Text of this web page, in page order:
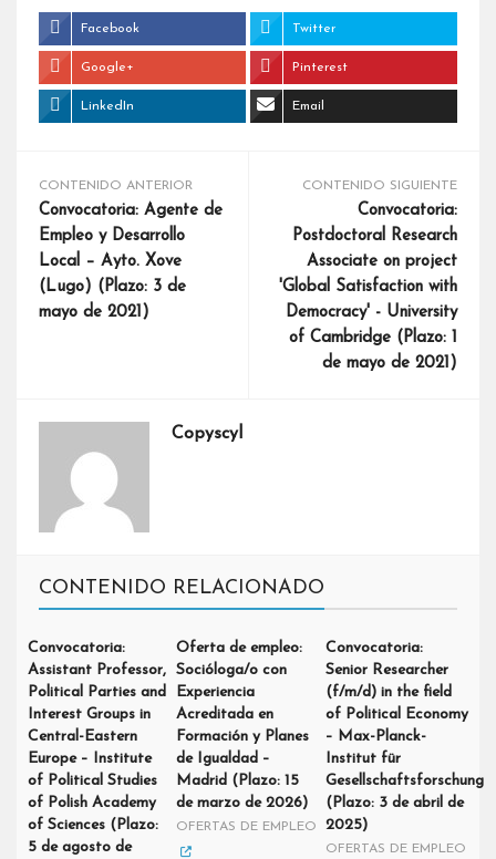
Facebook Twitter
Google+ Pinterest
LinkedIn Email
CONTENIDO ANTERIOR
Convocatoria: Agente de
Empleo y Desarrollo
Local – Ayto. Xove
(Lugo) (Plazo: 3 de
mayo de 2021)
CONTENIDO SIGUIENTE
Convocatoria:
Postdoctoral Research
Associate on project
'Global Satisfaction with
Democracy' - University
of Cambridge (Plazo: 1
de mayo de 2021)
Copyscyl
CONTENIDO RELACIONADO
Convocatoria:
Assistant Professor,
Political Parties and
Interest Groups in
Central-Eastern
Europe – Institute
of Political Studies
of Polish Academy
of Sciences (Plazo:
5 de agosto de
Oferta de empleo:
Socióloga/o con
Experiencia
Acreditada en
Formación y Planes
de Igualdad –
Madrid (Plazo: 15
de marzo de 2026)
OFERTAS DE EMPLEO
Convocatoria:
Senior Researcher
(f/m/d) in the field
of Political Economy
– Max-Planck-
Institut für
Gesellschaftsforschung
(Plazo: 3 de abril de
2025)
OFERTAS DE EMPLEO